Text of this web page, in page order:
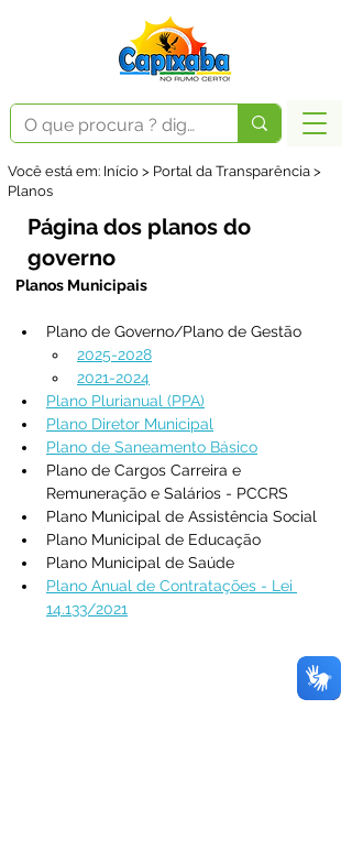
Você está em: Início > Portal da Transparência >
Planos
Página dos planos do
governo
Planos Municipais
Plano de Governo/Plano de Gestão
2025-2028
2021-2024
Plano Plurianual (PPA)
Plano Diretor Municipal
Plano de Saneamento Básico
Plano de Cargos Carreira e
Remuneração e Salários - PCCRS
Plano Municipal de Assistência Social
Plano Municipal de Educação
Plano Municipal de Saúde
Plano Anual de Contratações - Lei
14.133/2021